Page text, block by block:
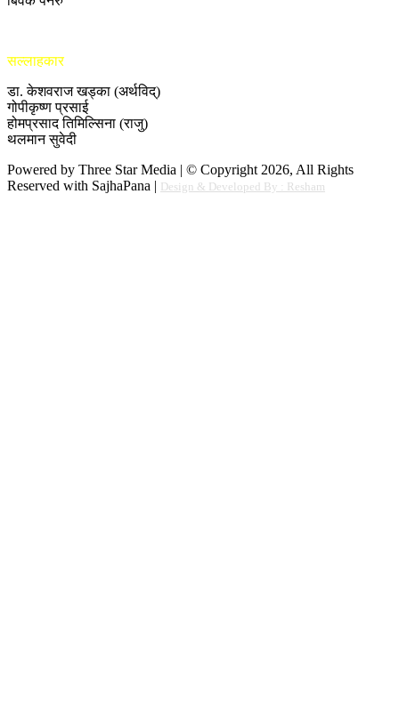
सल्लाहकार
डा. केशवराज खड्का (अर्थविद्)
गोपीकृष्ण प्रसाई
होमप्रसाद तिमिल्सिना (राजु)
थलमान सुवेदी
Powered by Three Star Media | © Copyright 2026, All Rights
Reserved with SajhaPana | Design & Developed By : Resham